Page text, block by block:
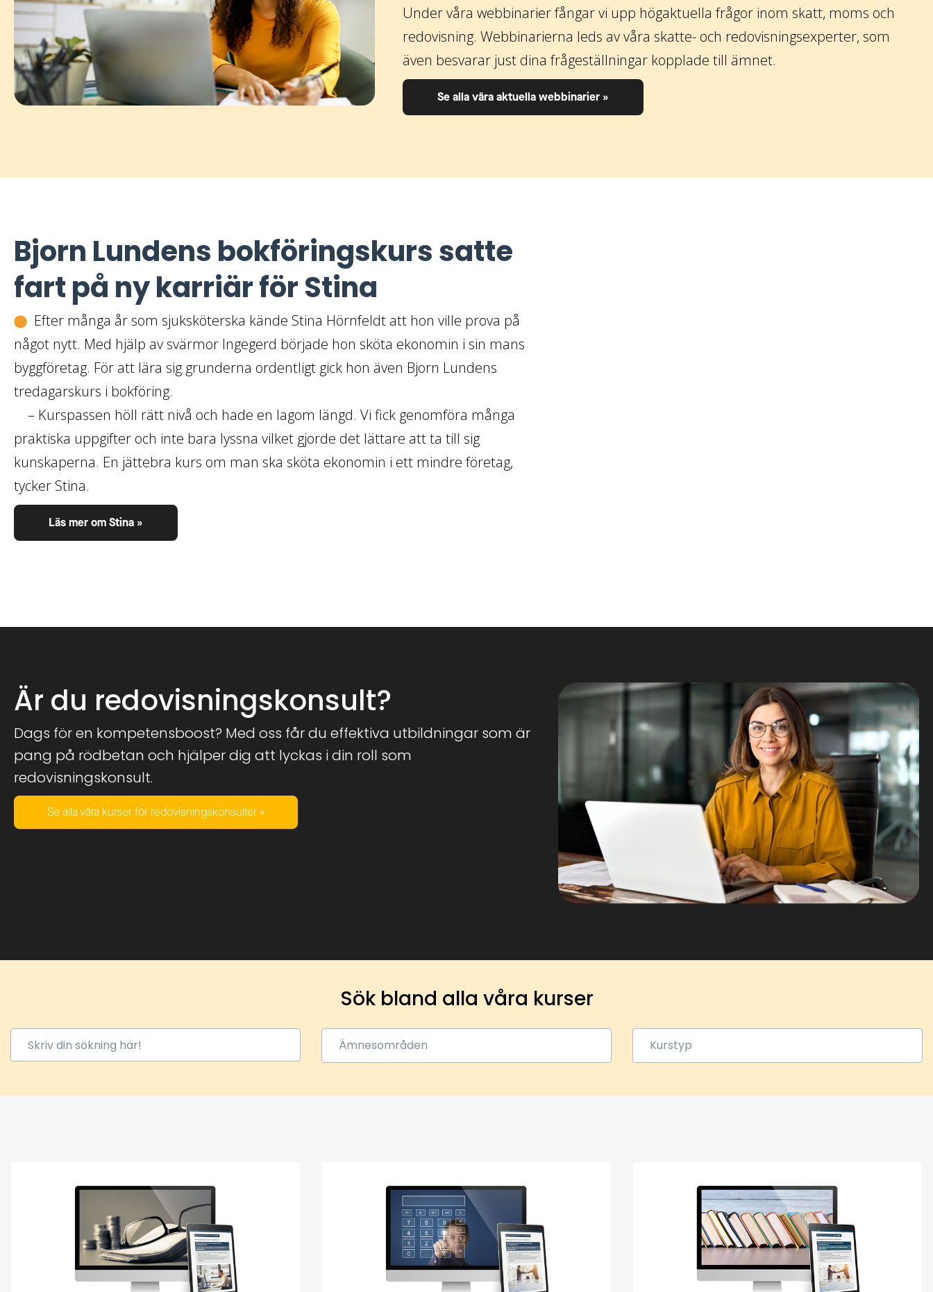
Under våra webbinarier fångar vi upp högaktuella frågor inom skatt, moms och
redovisning. Webbinarierna leds av våra skatte- och redovisningsexperter, som
även besvarar just dina frågeställningar kopplade till ämnet.
Se alla våra aktuella webbinarier »
Bjorn Lundens bokföringskurs satte
fart på ny karriär för Stina
Efter många år som sjuksköterska kände Stina Hörnfeldt att hon ville prova på
något nytt. Med hjälp av svärmor Ingegerd började hon sköta ekonomin i sin mans
byggföretag. För att lära sig grunderna ordentligt gick hon även Bjorn Lundens
tredagarskurs i bokföring.
– Kurspassen höll rätt nivå och hade en lagom längd. Vi fick genomföra många
praktiska uppgifter och inte bara lyssna vilket gjorde det lättare att ta till sig
kunskaperna. En jättebra kurs om man ska sköta ekonomin i ett mindre företag,
tycker Stina.
Läs mer om Stina »
Är du redovisningskonsult?
Dags för en kompetensboost? Med oss får du effektiva utbildningar som är
pang på rödbetan och hjälper dig att lyckas i din roll som
redovisningskonsult.
Se alla våra kurser för redovisningskonsulter »
Sök bland alla våra kurser